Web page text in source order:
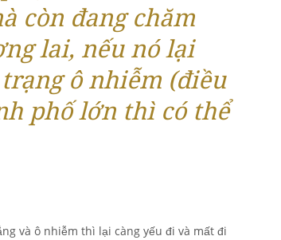
còn đang chăm
lai, nếu nó lại
ô nhiễm (điều
phố lớn thì có thể
và ô nhiễm thì lại càng yếu đi và mất đi